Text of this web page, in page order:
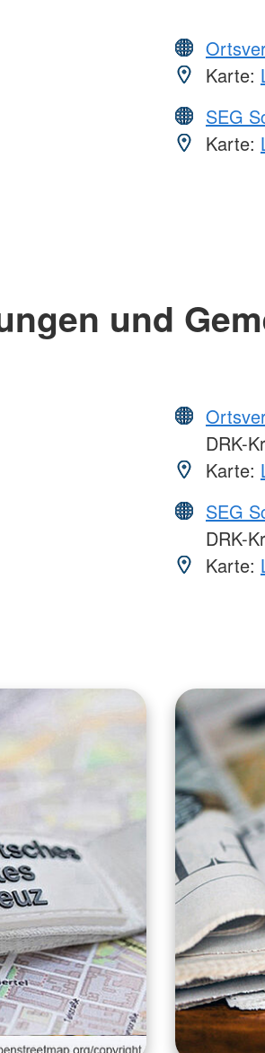
Karte:
SEG
Karte:
und
DRK-
Karte:
SEG
DRK-
Karte: